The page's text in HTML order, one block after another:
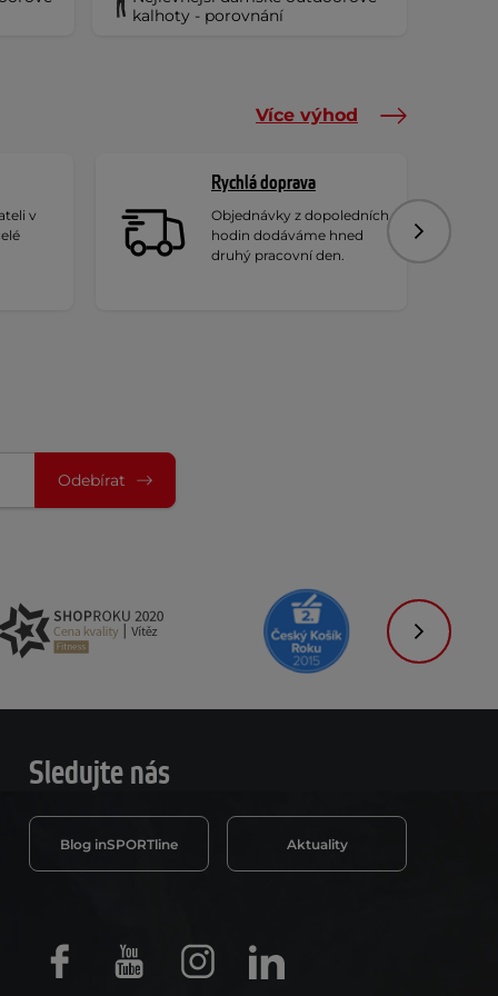
kalhoty - porovnání
Více výhod
v
Rychlá doprava
Objednávky z dopoledních
hodin dodáváme hned
druhý pracovní den.
Odebírat
Sledujte nás
Blog inSPORTline Aktuality
FacebookYoutube InstagramLinkedIn